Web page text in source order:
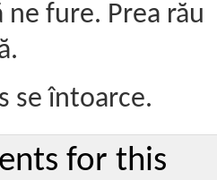
ne fure. Prea rău
se întoarce.
for this